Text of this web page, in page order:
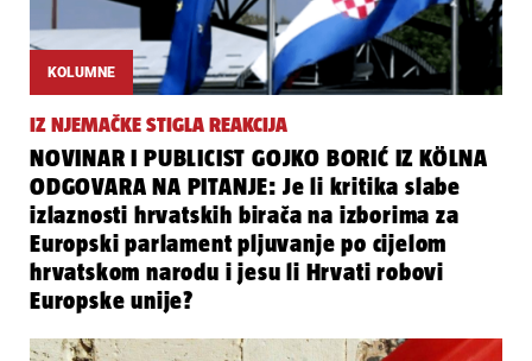
KOLUMNE
IZ NJEMAČKE STIGLA REAKCIJA
NOVINAR I PUBLICIST GOJKO BORIĆ IZ KÖLNA
ODGOVARA NA PITANJE: Je li kritika slabe
izlaznosti hrvatskih birača na izborima za
Europski parlament pljuvanje po cijelom
hrvatskom narodu i jesu li Hrvati robovi
Europske unije?